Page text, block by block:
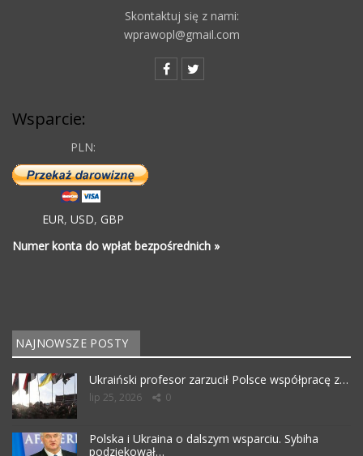
Skontaktuj się z nami:
wprawopl@gmail.com
Wsparcie:
PLN:
EUR, USD, GBP
Numer konta do wpłat bezpośrednich »
NAJNOWSZE POSTY
Ukraiński profesor zarzucił Polsce współpracę z…
lip 25, 2026 0
Polska i Ukraina o dalszym wsparciu. Sybiha
podziękował…